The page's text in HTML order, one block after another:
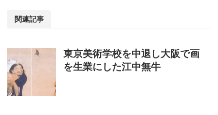
関連記事
東京美術学校を中退し大阪で画
を生業にした江中無牛